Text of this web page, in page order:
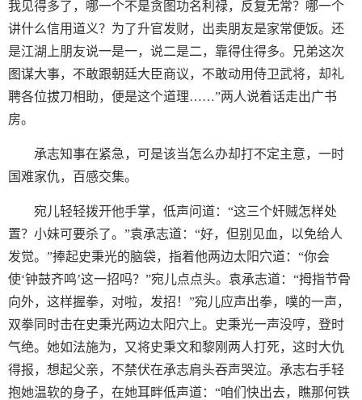
我见得多了，哪一个不是贪图功名利禄，反复无常？哪一个
讲什么信用道义？为了升官发财，出卖朋友是家常便饭。还
是江湖上朋友说一是一，说二是二，靠得住得多。兄弟这次
图谋大事，不敢跟朝廷大臣商议，不敢动用侍卫武将，却礼
聘各位拔刀相助，便是这个道理……”两人说着话走出广书
房。
承志知事在紧急，可是该当怎么办却打不定主意，一时
国难家仇，百感交集。
宛儿轻轻拨开他手掌，低声问道：“这三个奸贼怎样处
置？小妹可要杀了。”袁承志道：“好，但别见血，以免给人
发觉。”捧起史秉光的脑袋，指着他两边太阳穴道：“你会
使‘钟鼓齐鸣’这一招吗？”宛儿点点头。袁承志道：“拇指节骨
向外，这样握拳，对啦，发招！”宛儿应声出拳，噗的一声，
双拳同时击在史秉光两边太阳穴上。史秉光一声没哼，登时
气绝。她如法施为，又将史秉文和黎刚两人打死，这时大仇
得报，想起父亲，不禁伏在承志肩头吞声哭泣。承志右手轻
抱她温软的身子，在她耳畔低声道：“咱们快出去，瞧那何铁